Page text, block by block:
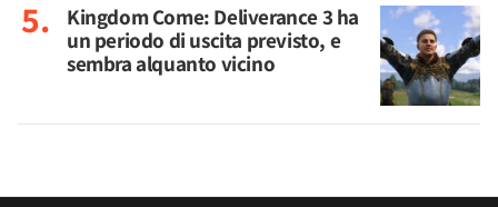
Kingdom Come: Deliverance 3 ha
un periodo di uscita previsto, e
sembra alquanto vicino